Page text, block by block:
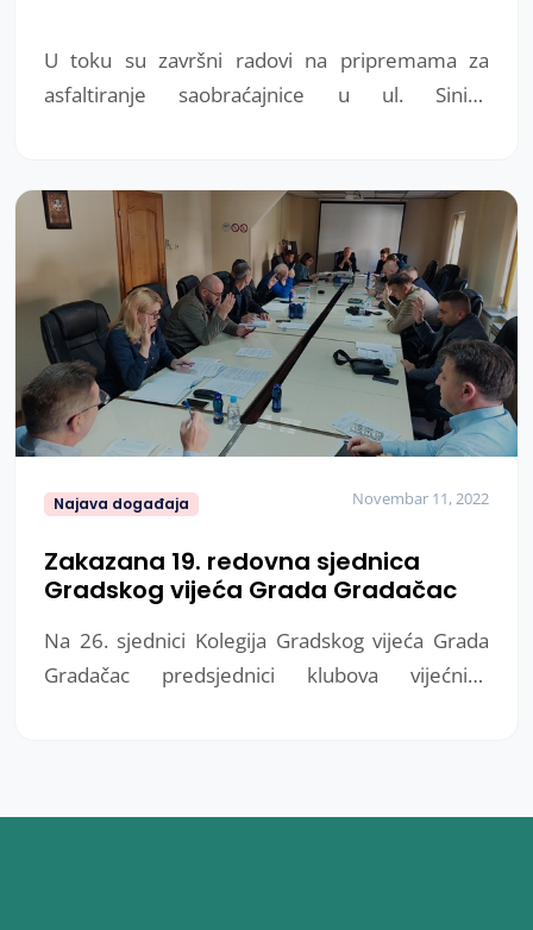
U toku su završni radovi na pripremama za
asfaltiranje saobraćajnice u ul. Siniše
Najava događaja Novembar 11, 2022
Zakazana 19. redovna sjednica
Gradskog vijeća Grada Gradačac
Na 26. sjednici Kolegija Gradskog vijeća Grada
Gradačac predsjednici klubova vijećnika